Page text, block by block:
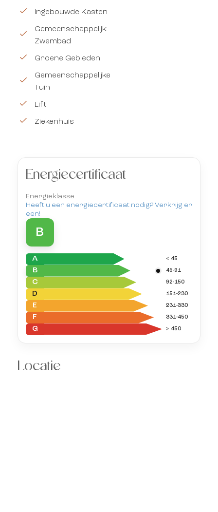
Ingebouwde Kasten
Gemeenschappelijk
Zwembad
Groene Gebieden
Gemeenschappelijke
Tuin
Lift
Ziekenhuis
Energiecertificaat
Energieklasse
Heeft u een energiecertificaat nodig? Verkrijg er
een!
B
A < 45
B 45-91
C 92-150
D 151-230
E 231-330
F 331-450
G > 450
Locatie